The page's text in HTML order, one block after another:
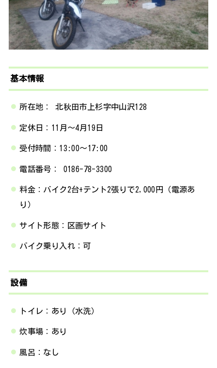
基本情報
所在地： 北秋田市上杉字中山沢128
定休日：11月～4月19日
受付時間：13:00～17:00
電話番号： 0186-78-3300
料金：バイク2台+テント2張りで2,000円（電源あ
り）
サイト形態：区画サイト
バイク乗り入れ：可
設備
トイレ：あり（水洗）
炊事場：あり
風呂：なし